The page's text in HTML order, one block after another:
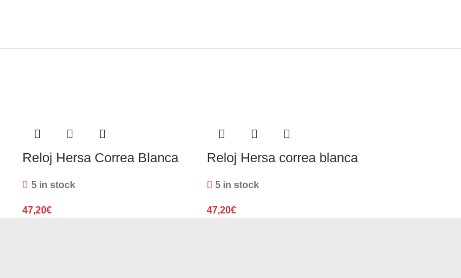
Reloj Hersa Correa Blanca
5 in stock
47,20€
Reloj Hersa correa blanca
5 in stock
47,20€